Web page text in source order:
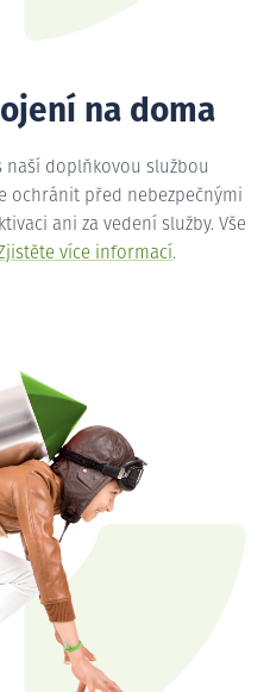
na doma
doplňkovou službou
ochránit před nebezpečnými
ani za vedení služby. Vše
více informací.